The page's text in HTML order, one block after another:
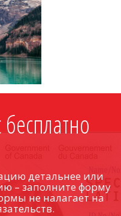
детальнее или
– заполните форму
не налагает на